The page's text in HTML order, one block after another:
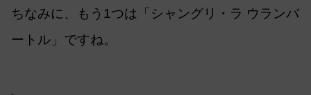
ちなみに、もう1つは「シャングリ・ラ ウランバ
ートル」ですね。